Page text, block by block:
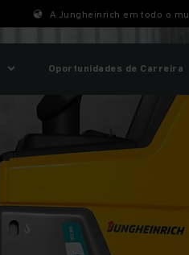
A Jungheinrich em todo o
Oportunidades de Carreira